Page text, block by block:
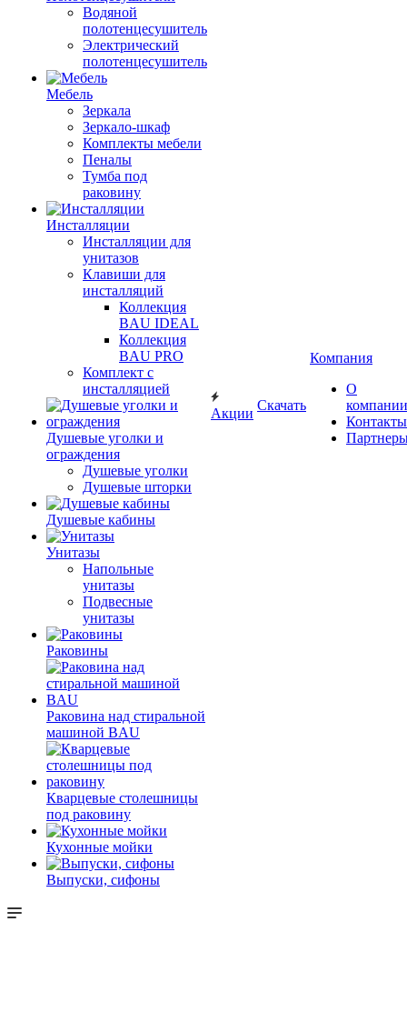
Водяной
полотенцесушитель
Электрический
полотенцесушитель
Мебель
Зеркала
Зеркало-шкаф
Комплекты мебели
Пеналы
Тумба под
раковину
Инсталляции
Инсталляции для
унитазов
Клавиши для
инсталляций
Коллекция
BAU IDEAL
Коллекция
BAU PRO
Комплект с
инсталляцией
Душевые уголки и
ограждения
Душевые уголки
Душевые шторки
Душевые кабины
Унитазы
Напольные
унитазы
Подвесные
унитазы
Раковины
Раковина над стиральной
машиной BAU
Кварцевые столешницы
под раковину
Кухонные мойки
Выпуски, сифоны
Акции
Скачать
Компания
О
компании
Контакты